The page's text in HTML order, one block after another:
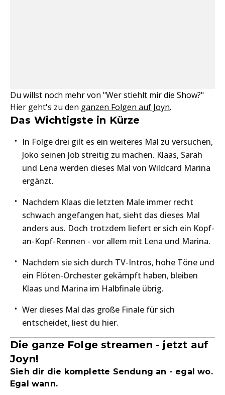
Du willst noch mehr von "Wer stiehlt mir die Show?"
Hier geht's zu den ganzen Folgen auf Joyn.
Das Wichtigste in Kürze
In Folge drei gilt es ein weiteres Mal zu versuchen,
Joko seinen Job streitig zu machen. Klaas, Sarah
und Lena werden dieses Mal von Wildcard Marina
ergänzt.
Nachdem Klaas die letzten Male immer recht
schwach angefangen hat, sieht das dieses Mal
anders aus. Doch trotzdem liefert er sich ein Kopf-
an-Kopf-Rennen - vor allem mit Lena und Marina.
Nachdem sie sich durch TV-Intros, hohe Töne und
ein Flöten-Orchester gekämpft haben, bleiben
Klaas und Marina im Halbfinale übrig.
Wer dieses Mal das große Finale für sich
entscheidet, liest du hier.
Die ganze Folge streamen - jetzt auf
Joyn!
Sieh dir die komplette Sendung an - egal wo.
Egal wann.